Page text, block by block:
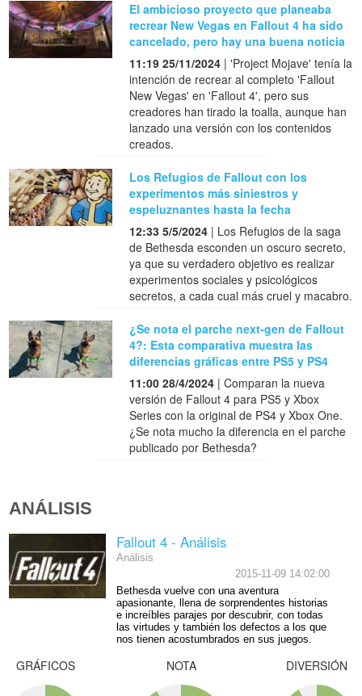
El ambicioso proyecto que planeaba
recrear New Vegas en Fallout 4 ha sido
cancelado, pero hay una buena noticia
11:19 25/11/2024 | 'Project Mojave' tenía la
intención de recrear al completo 'Fallout
New Vegas' en 'Fallout 4', pero sus
creadores han tirado la toalla, aunque han
lanzado una versión con los contenidos
creados.
Los Refugios de Fallout con los
experimentos más siniestros y
espeluznantes hasta la fecha
12:33 5/5/2024 | Los Refugios de la saga
de Bethesda esconden un oscuro secreto,
ya que su verdadero objetivo es realizar
experimentos sociales y psicológicos
secretos, a cada cual más cruel y macabro.
¿Se nota el parche next-gen de Fallout
4?: Esta comparativa muestra las
diferencias gráficas entre PS5 y PS4
11:00 28/4/2024 | Comparan la nueva
versión de Fallout 4 para PS5 y Xbox
Series con la original de PS4 y Xbox One.
¿Se nota mucho la diferencia en el parche
publicado por Bethesda?
ANÁLISIS
Fallout 4 - Análisis
Análisis
2015-11-09 14:02:00
Bethesda vuelve con una aventura
apasionante, llena de sorprendentes historias
e increíbles parajes por descubrir, con todas
las virtudes y también los defectos a los que
nos tienen acostumbrados en sus juegos.
GRÁFICOS NOTA DIVERSIÓN